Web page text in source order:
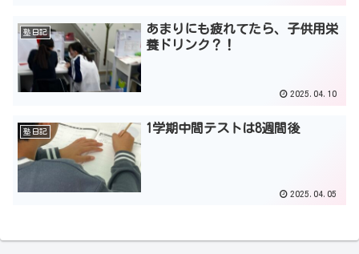
塾日記
あまりにも疲れてたら、子供用栄
養ドリンク？！
2025.04.10
塾日記 1学期中間テストは8週間後
2025.04.05